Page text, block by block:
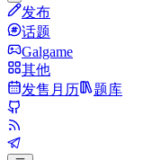
发布
话题
Galgame
其他
发售月历
题库